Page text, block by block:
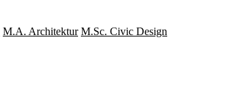
M.A. Architektur M.Sc. Civic Design